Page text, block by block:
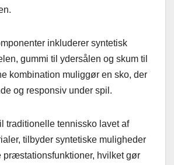
inkluderer syntetisk
gummi til ydersålen og skum til
kombination muliggør en sko, der
og responsiv under spil.
traditionelle tennissko lavet af
tilbyder syntetiske muligheder
præstationsfunktioner, hvilket gør